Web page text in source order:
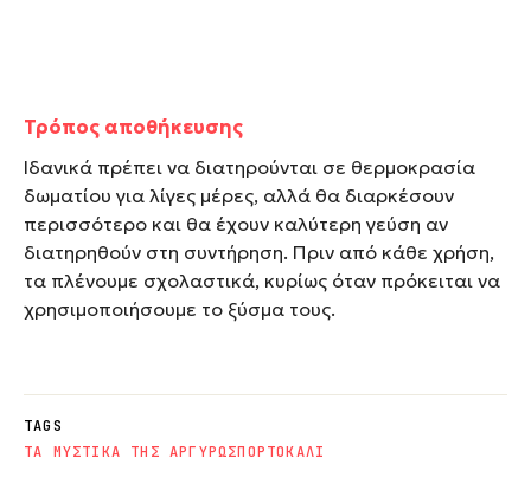
Τρόπος αποθήκευσης
Ιδανικά πρέπει να διατηρούνται σε θερμοκρασία
δωματίου για λίγες μέρες, αλλά θα διαρκέσουν
περισσότερο και θα έχουν καλύτερη γεύση αν
διατηρηθούν στη συντήρηση. Πριν από κάθε χρήση,
τα πλένουμε σχολαστικά, κυρίως όταν πρόκειται να
χρησιμοποιήσουμε το ξύσμα τους.
TAGS
ΤΑ ΜΥΣΤΙΚΑ ΤΗΣ ΑΡΓΥΡΩΣΠΟΡΤΟΚΑΛΙ